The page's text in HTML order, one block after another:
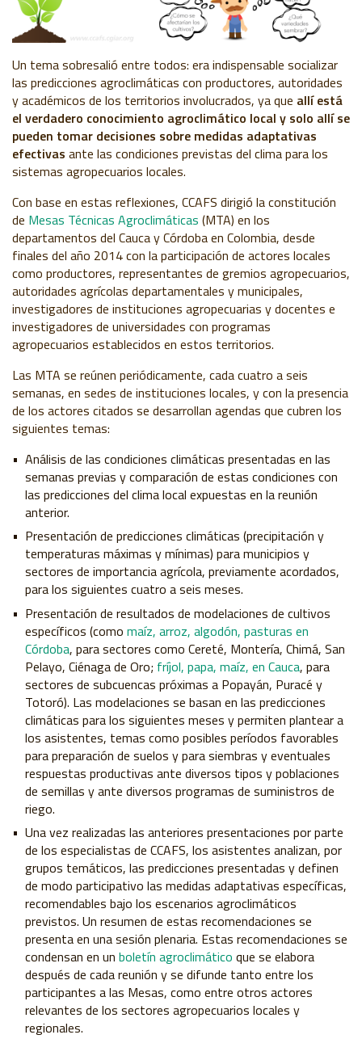
Un tema sobresalió entre todos: era indispensable socializar
las predicciones agroclimáticas con productores, autoridades
y académicos de los territorios involucrados, ya que allí está
el verdadero conocimiento agroclimático local y solo allí se
pueden tomar decisiones sobre medidas adaptativas
efectivas ante las condiciones previstas del clima para los
sistemas agropecuarios locales.
Con base en estas reflexiones, CCAFS dirigió la constitución
de Mesas Técnicas Agroclimáticas (MTA) en los
departamentos del Cauca y Córdoba en Colombia, desde
finales del año 2014 con la participación de actores locales
como productores, representantes de gremios agropecuarios,
autoridades agrícolas departamentales y municipales,
investigadores de instituciones agropecuarias y docentes e
investigadores de universidades con programas
agropecuarios establecidos en estos territorios.
Las MTA se reúnen periódicamente, cada cuatro a seis
semanas, en sedes de instituciones locales, y con la presencia
de los actores citados se desarrollan agendas que cubren los
siguientes temas:
Análisis de las condiciones climáticas presentadas en las
semanas previas y comparación de estas condiciones con
las predicciones del clima local expuestas en la reunión
anterior.
Presentación de predicciones climáticas (precipitación y
temperaturas máximas y mínimas) para municipios y
sectores de importancia agrícola, previamente acordados,
para los siguientes cuatro a seis meses.
Presentación de resultados de modelaciones de cultivos
específicos (como maíz, arroz, algodón, pasturas en
Córdoba, para sectores como Cereté, Montería, Chimá, San
Pelayo, Ciénaga de Oro; fríjol, papa, maíz, en Cauca, para
sectores de subcuencas próximas a Popayán, Puracé y
Totoró). Las modelaciones se basan en las predicciones
climáticas para los siguientes meses y permiten plantear a
los asistentes, temas como posibles períodos favorables
para preparación de suelos y para siembras y eventuales
respuestas productivas ante diversos tipos y poblaciones
de semillas y ante diversos programas de suministros de
riego.
Una vez realizadas las anteriores presentaciones por parte
de los especialistas de CCAFS, los asistentes analizan, por
grupos temáticos, las predicciones presentadas y definen
de modo participativo las medidas adaptativas específicas,
recomendables bajo los escenarios agroclimáticos
previstos. Un resumen de estas recomendaciones se
presenta en una sesión plenaria. Estas recomendaciones se
condensan en un boletín agroclimático que se elabora
después de cada reunión y se difunde tanto entre los
participantes a las Mesas, como entre otros actores
relevantes de los sectores agropecuarios locales y
regionales.